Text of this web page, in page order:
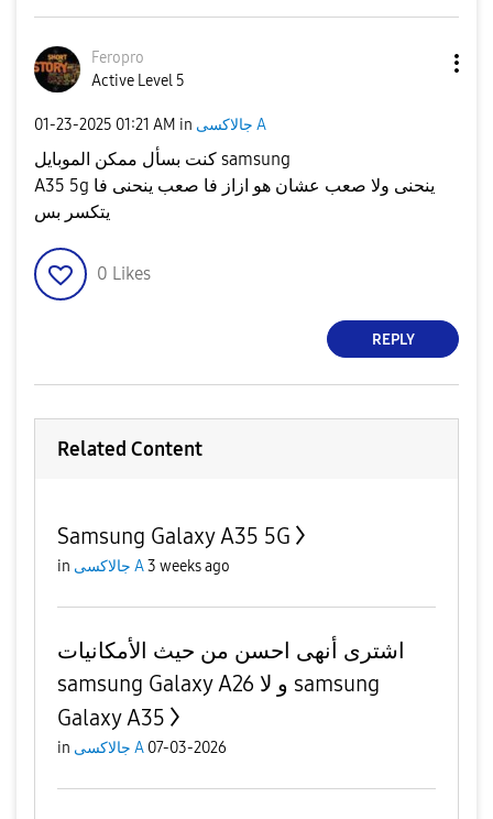
Feropro
Active Level 5
‎01-23-2025 01:21 AM in جالاكسى A
كنت بسأل ممكن الموبايل samsung
A35 5g ينحنى ولا صعب عشان هو ازاز فا صعب ينحنى فا
يتكسر بس
0 Likes
REPLY
Related Content
Samsung Galaxy A35 5G
in جالاكسى A3 weeks ago
اشترى أنهى احسن من حيث الأمكانيات
samsung Galaxy A26 و لا samsung
Galaxy A35
in جالاكسى A 07-03-2026